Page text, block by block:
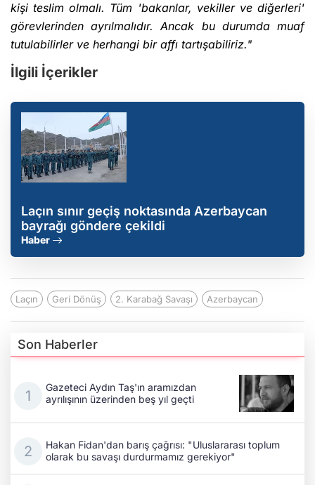
kişi teslim olmalı. Tüm 'bakanlar, vekiller ve diğerleri'
görevlerinden ayrılmalıdır. Ancak bu durumda muaf
tutulabilirler ve herhangi bir affı tartışabiliriz."
İlgili İçerikler
Laçın sınır geçiş noktasında Azerbaycan
bayrağı göndere çekildi
Haber
Laçın Geri Dönüş 2. Karabağ Savaşı Azerbaycan
Son Haberler
Gazeteci Aydın Taş'ın aramızdan
ayrılışının üzerinden beş yıl geçti
Hakan Fidan'dan barış çağrısı: "Uluslararası toplum
olarak bu savaşı durdurmamız gerekiyor"